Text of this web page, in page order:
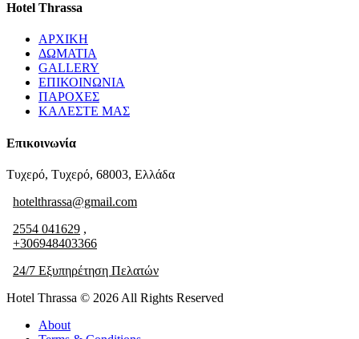
Hotel Thrassa
ΑΡΧΙΚΗ
ΔΩΜΑΤΙΑ
GALLERY
ΕΠΙΚΟΙΝΩΝΙΑ
ΠΑΡΟΧΕΣ
ΚΑΛΕΣΤΕ ΜΑΣ
Επικοινωνία
Τυχερό, Τυχερό, 68003, Ελλάδα
hotelthrassa@gmail.com
2554 041629 ,
+306948403366
24/7 Εξυπηρέτηση Πελατών
Hotel Thrassa © 2026 All Rights Reserved
About